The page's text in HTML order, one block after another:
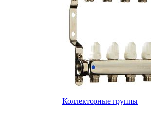
Коллекторные группы